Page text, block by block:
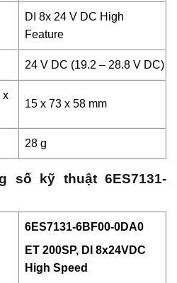
DI 8x 24 V DC High
Feature
24 V DC (19.2 – 28.8 V DC)
x
15 x 73 x 58 mm
28 g
số kỹ thuật 6ES7131-
6ES7131-6BF00-0DA0
ET 200SP, DI 8x24VDC
High Speed